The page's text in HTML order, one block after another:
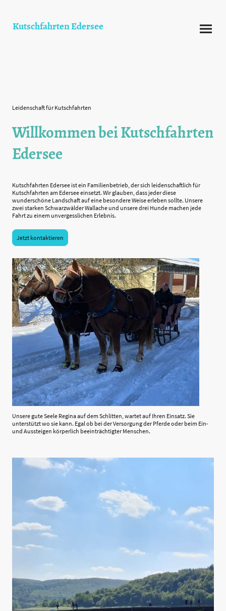
Kutschfahrten Edersee
Leidenschaft für Kutschfahrten
Willkommen bei Kutschfahrten
Edersee
Kutschfahrten Edersee ist ein Familienbetrieb, der sich leidenschaftlich für
Kutschfahrten am Edersee einsetzt. Wir glauben, dass jeder diese
wunderschöne Landschaft auf eine besondere Weise erleben sollte. Unsere
zwei starken Schwarzwälder Wallache und unsere drei Hunde machen jede
Fahrt zu einem unvergesslichen Erlebnis.
Jetzt kontaktieren
Unsere gute Seele Regina auf dem Schlitten, wartet auf Ihren Einsatz. Sie
unterstützt wo sie kann. Egal ob bei der Versorgung der Pferde oder beim Ein-
und Aussteigen körperlich beeinträchtigter Menschen.